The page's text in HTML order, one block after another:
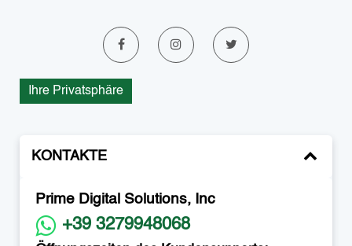
Ihre Privatsphäre
KONTAKTE
Prime Digital Solutions, Inc
+39 3279948068